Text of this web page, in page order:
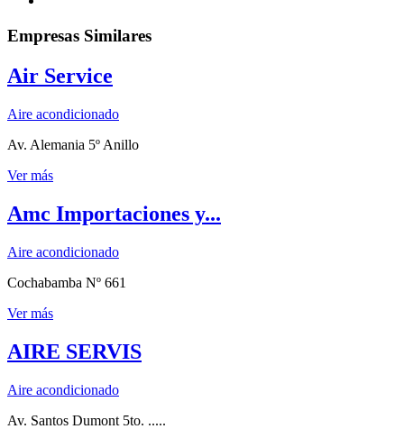
Empresas Similares
Air Service
Aire acondicionado
Av. Alemania 5º Anillo
Ver más
Amc Importaciones y...
Aire acondicionado
Cochabamba Nº 661
Ver más
AIRE SERVIS
Aire acondicionado
Av. Santos Dumont 5to. .....